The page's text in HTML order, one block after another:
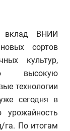
вклад ВНИИ
сортов
культур,
высокую
технологии
сегодня в
га. По итогам